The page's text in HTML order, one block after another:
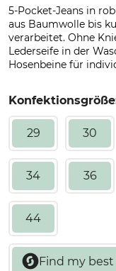
5-Pocket-Jeans in
aus Baumwolle bis
verarbeitet. Ohne
Lederseife in der
Hosenbeine für
29 30
34 36
44